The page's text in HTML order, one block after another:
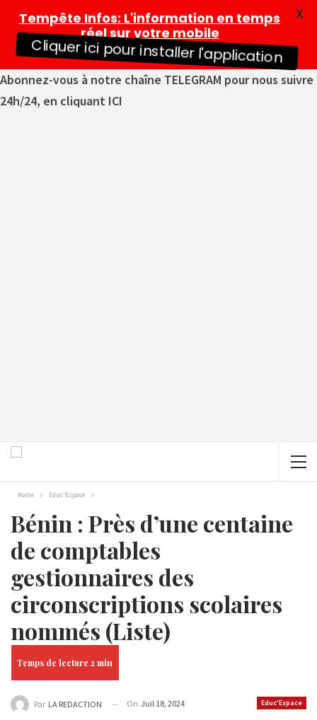
Abonnez-vous à notre chaîne TELEGRAM pour nous suivre
24h/24, en cliquant ICI
Home Educ'Espace
Bénin : Près d’une centaine
de comptables
gestionnaires des
circonscriptions scolaires
nommés (Liste)
Educ'Espace
Par LA REDACTION On Juil 18, 2024
Tempête Infos: L'information en temps
réel sur votre mobile
Cliquer ici pour installer l'application
X